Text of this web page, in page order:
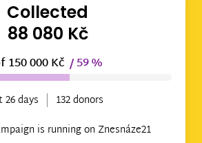
Collected
88 080 Kč
150 000 Kč / 59 %
26 days
132 donors
is running on Znesnáze21